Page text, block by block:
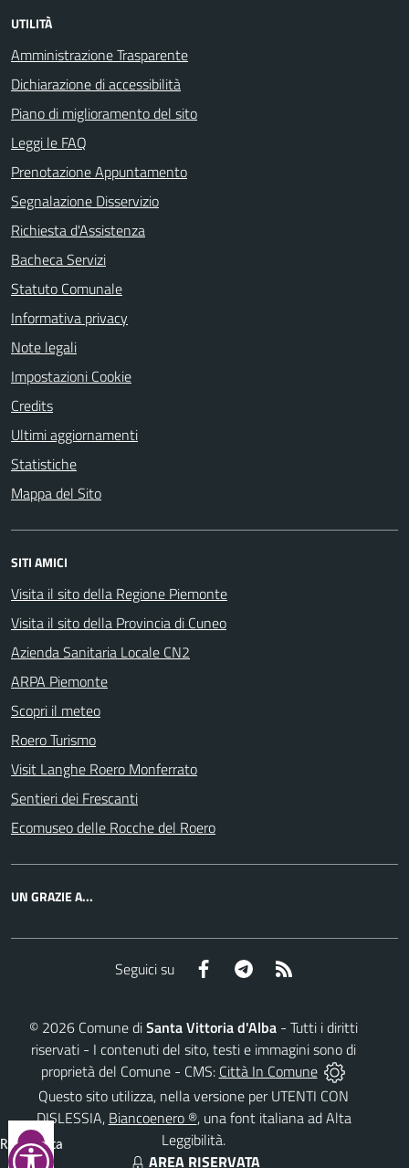
UTILITÀ
Amministrazione Trasparente
Dichiarazione di accessibilità
Piano di miglioramento del sito
Leggi le FAQ
Prenotazione Appuntamento
Segnalazione Disservizio
Richiesta d'Assistenza
Bacheca Servizi
Statuto Comunale
Informativa privacy
Note legali
Impostazioni Cookie
Credits
Ultimi aggiornamenti
Statistiche
Mappa del Sito
SITI AMICI
Visita il sito della Regione Piemonte
Visita il sito della Provincia di Cuneo
Azienda Sanitaria Locale CN2
ARPA Piemonte
Scopri il meteo
Roero Turismo
Visit Langhe Roero Monferrato
Sentieri dei Frescanti
Ecomuseo delle Rocche del Roero
UN GRAZIE A...
Seguici su Facebook Telegram
© 2026 Comune diSanta Vittoria d'Alba - Tutti i diritti
riservati - I contenuti del sito, testi e immagini sono di
proprietà del Comune - CMS: Città In Comune
Questo sito utilizza, nella versione per UTENTI CON
DISLESSIA, Biancoenero ®, una font italiana ad Alta
Leggibilità.
AREA RISERVATA
Reimposta
tutto